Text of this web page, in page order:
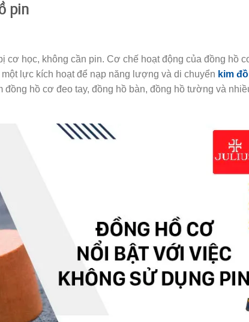
pin
cơ học, không cần pin. Cơ chế hoạt động của đồng hồ
lực kích hoạt để nạp năng lượng và di chuyển kim
hồ cơ đeo tay, đồng hồ bàn, đồng hồ tường và